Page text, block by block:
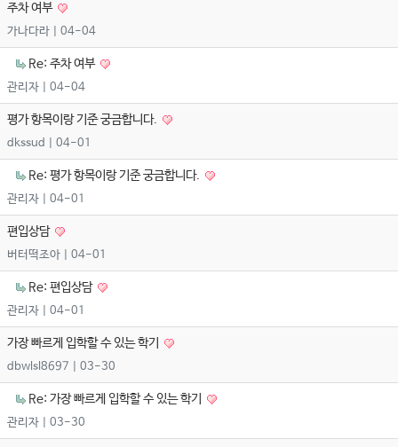
주차 여부
가나다라 | 04-04
Re: 주차 여부
관리자 | 04-04
평가 항목이랑 기준 궁금합니다.
dkssud | 04-01
Re: 평가 항목이랑 기준 궁금합니다.
관리자 | 04-01
편입상담
버터떡조아 | 04-01
Re: 편입상담
관리자 | 04-01
가장 빠르게 입학할 수 있는 학기
dbwlsl8697 | 03-30
Re: 가장 빠르게 입학할 수 있는 학기
관리자 | 03-30